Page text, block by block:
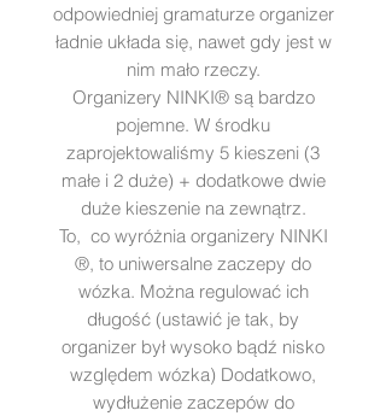
odpowiedniej gramaturze organizer
ładnie układa się, nawet gdy jest w
nim mało rzeczy.
Organizery NINKI® są bardzo
pojemne. W środku
zaprojektowaliśmy 5 kieszeni (3
małe i 2 duże) + dodatkowe dwie
duże kieszenie na zewnątrz.
To, co wyróżnia organizery NINKI
®, to uniwersalne zaczepy do
wózka. Można regulować ich
długość (ustawić je tak, by
organizer był wysoko bądź nisko
względem wózka) Dodatkowo,
wydłużenie zaczepów do